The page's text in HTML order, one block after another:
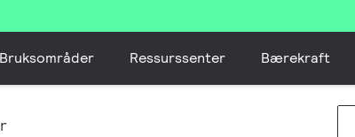
Bruksområder Ressurssenter Bærekraft